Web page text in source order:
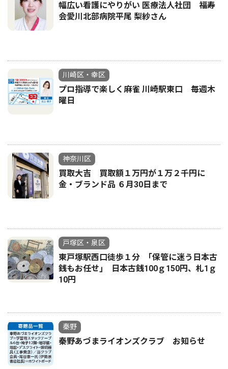
幅広い看護にやりがい 医療法人社団 福寿
会愛川北部病院平尾 梨紗さん
川崎区・幸区
プロ指導で楽しく麻雀 川崎駅東口 毎週木
曜日
神奈川区
買取大吉 買取額１万円が１万２千円に
金・ブランド品 ６月30日まで
戸塚区・泉区
東戸塚駅西口徒歩１分 ｢保管に迷う日本古
銭もお任せ｣ 日本古銭100ｇ150円、札1ｇ
10円
秦野
秦野あづまライオンズクラブ お知らせ